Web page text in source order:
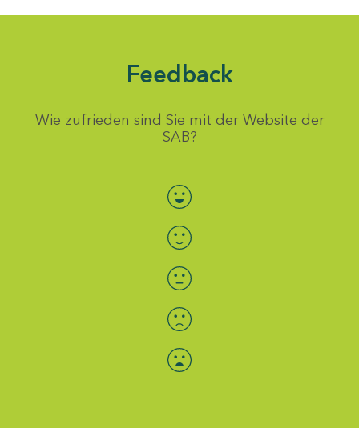
Feedback
Wie zufrieden sind Sie mit der Website der
SAB?
Bewertung auswählen